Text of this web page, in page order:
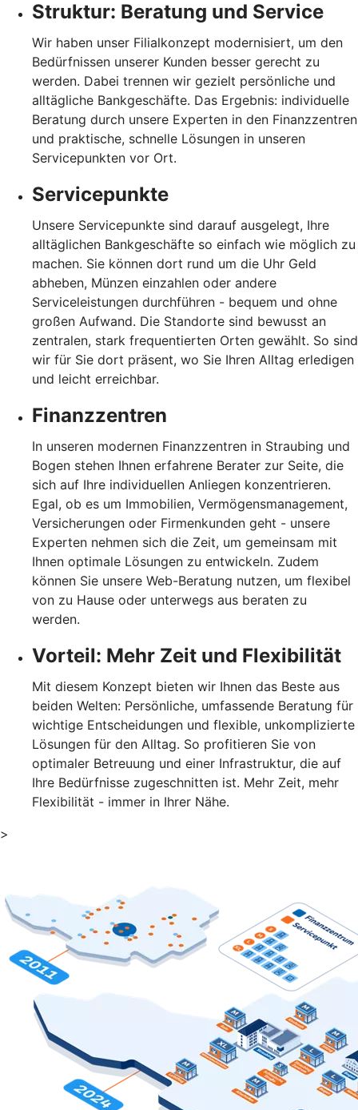
Struktur: Beratung und Service
Wir haben unser Filialkonzept modernisiert, um den
Bedürfnissen unserer Kunden besser gerecht zu
werden. Dabei trennen wir gezielt persönliche und
alltägliche Bankgeschäfte. Das Ergebnis: individuelle
Beratung durch unsere Experten in den Finanzzentren
und praktische, schnelle Lösungen in unseren
Servicepunkten vor Ort.
Servicepunkte
Unsere Servicepunkte sind darauf ausgelegt, Ihre
alltäglichen Bankgeschäfte so einfach wie möglich zu
machen. Sie können dort rund um die Uhr Geld
abheben, Münzen einzahlen oder andere
Serviceleistungen durchführen - bequem und ohne
großen Aufwand. Die Standorte sind bewusst an
zentralen, stark frequentierten Orten gewählt. So sind
wir für Sie dort präsent, wo Sie Ihren Alltag erledigen
und leicht erreichbar.
Finanzzentren
In unseren modernen Finanzzentren in Straubing und
Bogen stehen Ihnen erfahrene Berater zur Seite, die
sich auf Ihre individuellen Anliegen konzentrieren.
Egal, ob es um Immobilien, Vermögensmanagement,
Versicherungen oder Firmenkunden geht - unsere
Experten nehmen sich die Zeit, um gemeinsam mit
Ihnen optimale Lösungen zu entwickeln. Zudem
können Sie unsere Web-Beratung nutzen, um flexibel
von zu Hause oder unterwegs aus beraten zu
werden.
Vorteil: Mehr Zeit und Flexibilität
Mit diesem Konzept bieten wir Ihnen das Beste aus
beiden Welten: Persönliche, umfassende Beratung für
wichtige Entscheidungen und flexible, unkomplizierte
Lösungen für den Alltag. So profitieren Sie von
optimaler Betreuung und einer Infrastruktur, die auf
Ihre Bedürfnisse zugeschnitten ist. Mehr Zeit, mehr
Flexibilität - immer in Ihrer Nähe.
>